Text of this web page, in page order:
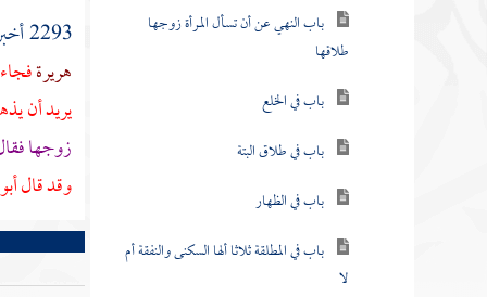
باب النهي عن أن تسأل المرأة زوجها
طلاقها
باب في الخلع
باب في طلاق البتة
باب في الظهار
باب في المطلقة ثلاثا ألها السكنى والنفقة أم
لا
2293 أخبرنا
هريرة
يريد أن
زوجها
وقد قال